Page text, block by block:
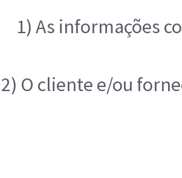
1) As informações
2) O cliente e/ou